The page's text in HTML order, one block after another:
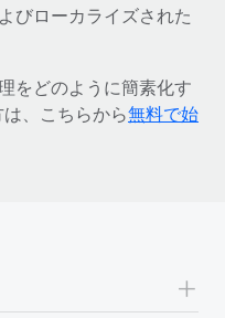
びローカライズされた
をどのように簡素化す
、こちらから無料で始
+